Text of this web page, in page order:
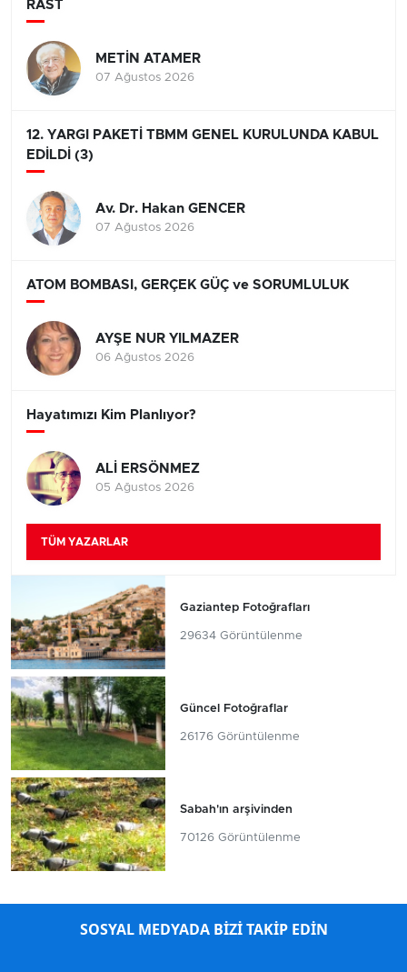
RAST
METİN ATAMER
07 Ağustos 2026
12. YARGI PAKETİ TBMM GENEL KURULUNDA KABUL
EDİLDİ (3)
Av. Dr. Hakan GENCER
07 Ağustos 2026
ATOM BOMBASI, GERÇEK GÜÇ ve SORUMLULUK
AYŞE NUR YILMAZER
06 Ağustos 2026
Hayatımızı Kim Planlıyor?
ALİ ERSÖNMEZ
05 Ağustos 2026
TÜM YAZARLAR
Gaziantep Fotoğrafları
29634 Görüntülenme
Güncel Fotoğraflar
26176 Görüntülenme
Sabah'ın arşivinden
70126 Görüntülenme
SOSYAL MEDYADA BİZİ TAKİP EDİN